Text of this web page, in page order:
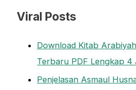
Viral Posts
Download Kitab
Terbaru PDF Lengkap 4
Penjelasan Asmaul